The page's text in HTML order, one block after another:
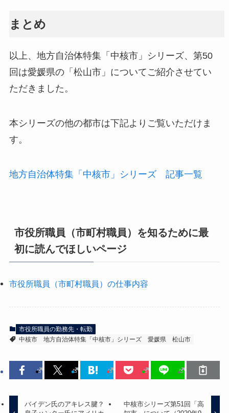
まとめ
以上、地方自治体特集「中核市」シリーズ、第50
回は愛媛県の「松山市」についてご紹介させてい
ただきました。
本シリーズの他の都市は下記よりご覧いただけま
す。
地方自治体特集「中核市」シリーズ 記事一覧
市役所職員（市町村職員）を知るために最
初に読んでほしいページ
市役所職員（市町村職員）の仕事内容
市役所職員の勤務先・転勤
中核市
地方自治体特集「中核市」シリーズ 愛媛県 松山市
バイデン氏のアキレス腱？
中核市シリーズ第51回「高